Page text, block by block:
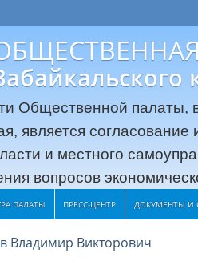
Общественной палаты,
является
и местного
вопросов
ПАЛАТЫ ПРЕСС-ЦЕНТР ДОКУМЕНТЫ И
Владимир Викторович